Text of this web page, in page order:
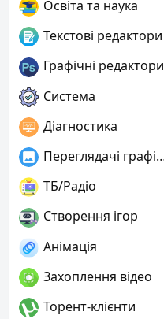
Освіта та наука
Текстові редактори
Графічні редактори
Система
Діагностика
Переглядачі графіки
ТБ/Радіо
Створення ігор
Анімація
Захоплення відео
Торент-клієнти